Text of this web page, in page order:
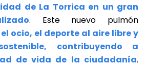
de La Torrica en un gran
. Este nuevo pulmón
ocio, el deporte al aire libre y
contribuyendo a
de vida de la ciudadanía.